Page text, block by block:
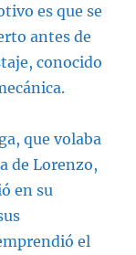
es que se
antes de
conocido
que volaba
de Lorenzo,
en su
el